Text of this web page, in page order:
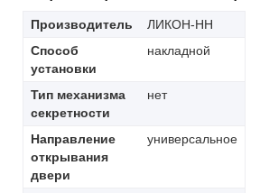
Производитель
ЛИКОН-НН
Способ
установки
накладной
Тип механизма
секретности
нет
Направление
открывания
двери
универсальное